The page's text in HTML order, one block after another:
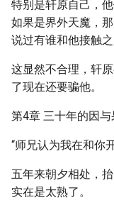
特别是轩原自己，
如果是界外天魔，
说过有谁和他接触之
这显然不合理，轩
了现在还要骗他。
第4章 三十年的因与
“师兄认为我在和你
五年来朝夕相处，
实在是太熟了。